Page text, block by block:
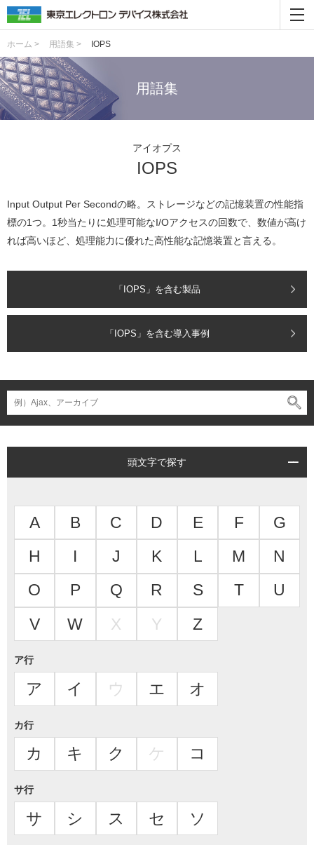
ホーム > 用語集 > IOPS
用語集
アイオプス
IOPS
Input Output Per Secondの略。ストレージなどの記憶装置の性能指
標の1つ。1秒当たりに処理可能なI/Oアクセスの回数で、数値が高け
れば高いほど、処理能力に優れた高性能な記憶装置と言える。
「IOPS」を含む製品
「IOPS」を含む導入事例
頭文字で探す
A B C D E F
G
H
I J K L M
N
O
P Q R S T
U
V
W X Y Z
ア行
ア イ ウ エ オ
カ行
カ キ ク ケ コ
サ行
サ シ ス セ ソ